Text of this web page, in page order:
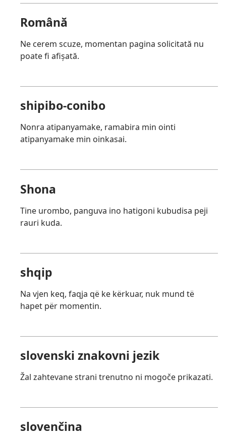
Română
Ne cerem scuze, momentan pagina solicitată nu
poate fi afișată.
shipibo-conibo
Nonra atipanyamake, ramabira min ointi
atipanyamake min oinkasai.
Shona
Tine urombo, panguva ino hatigoni kubudisa peji
rauri kuda.
shqip
Na vjen keq, faqja që ke kërkuar, nuk mund të
hapet për momentin.
slovenski znakovni jezik
Žal zahtevane strani trenutno ni mogoče prikazati.
slovenčina